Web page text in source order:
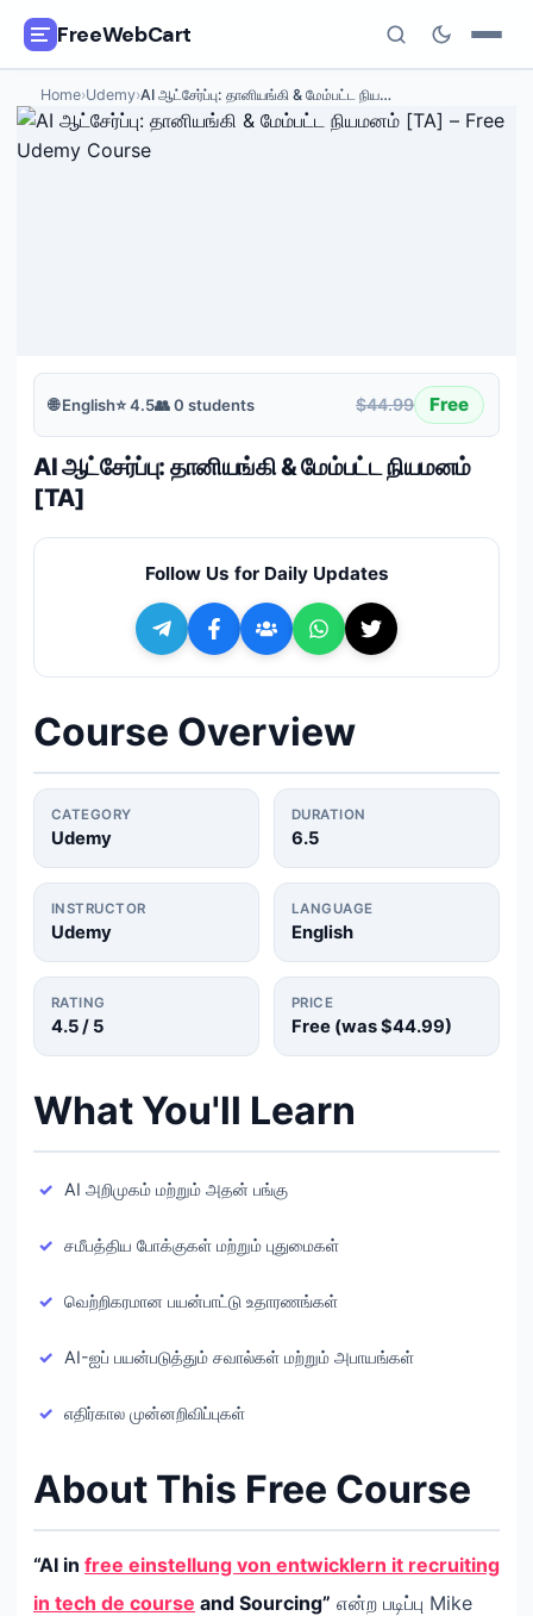
FreeWebCart
🎓All Free Courses
ℹ️ About Us
+ Submit a Course
Home›Udemy›AI ஆட்சேர்ப்பு: தானியங்கி & மேம்பட்ட நிய…
🌐English⭐4.5👥0 students $44.99 Free
AI ஆட்சேர்ப்பு: தானியங்கி & மேம்பட்ட நியமனம்
[TA]
Follow Us for Daily Updates
Course Overview
CATEGORY
Udemy
DURATION
6.5
INSTRUCTOR
Udemy
LANGUAGE
English
RATING
4.5/ 5
PRICE
Free (was$44.99)
What You'll Learn
AI அறிமுகம் மற்றும் அதன் பங்கு
சமீபத்திய போக்குகள் மற்றும் புதுமைகள்
வெற்றிகரமான பயன்பாட்டு உதாரணங்கள்
AI-ஐப் பயன்படுத்தும் சவால்கள் மற்றும் அபாயங்கள்
எதிர்கால முன்னறிவிப்புகள்
About This Free Course
“AI in free einstellung von entwicklern it recruiting
in tech de course and Sourcing” என்ற படிப்பு Mike